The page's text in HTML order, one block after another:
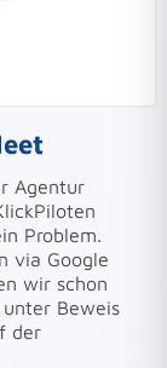
Agentur
Problem.
via Google
wir schon
unter Beweis
der